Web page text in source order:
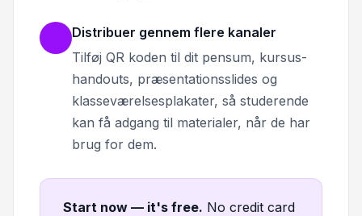
Distribuer gennem flere kanaler
Tilføj QR koden til dit pensum, kursus-
handouts, præsentationsslides og
klasseværelsesplakater, så studerende
kan få adgang til materialer, når de har
brug for dem.
Start now — it's free. No credit card